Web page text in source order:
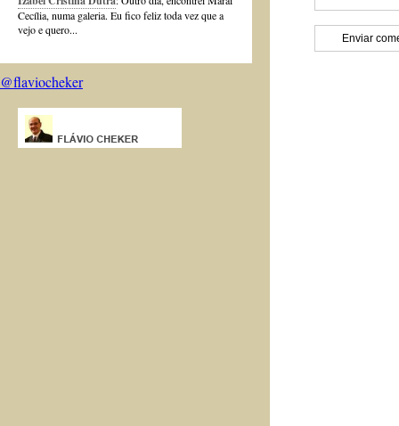
Cecília, numa galeria. Eu fico feliz toda vez que a
vejo e quero...
@flaviocheker